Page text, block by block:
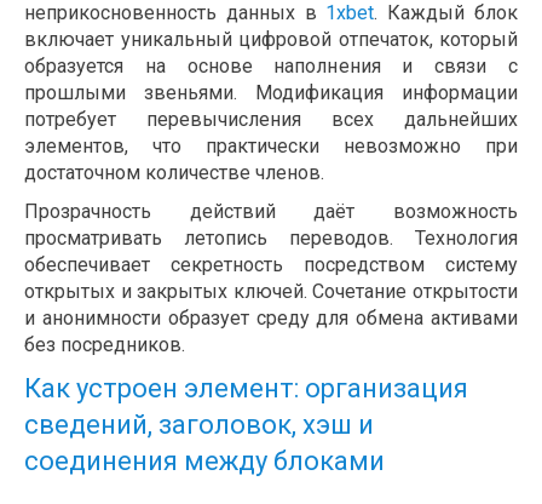
неприкосновенность данных в 1xbet. Каждый блок
включает уникальный цифровой отпечаток, который
образуется на основе наполнения и связи с
прошлыми звеньями. Модификация информации
потребует перевычисления всех дальнейших
элементов, что практически невозможно при
достаточном количестве членов.
Прозрачность действий даёт возможность
просматривать летопись переводов. Технология
обеспечивает секретность посредством систему
открытых и закрытых ключей. Сочетание открытости
и анонимности образует среду для обмена активами
без посредников.
Как устроен элемент: организация
сведений, заголовок, хэш и
соединения между блоками